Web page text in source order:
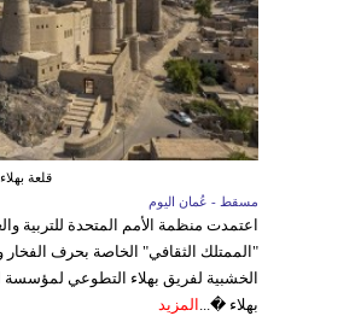
قلعة بهلاء
مسقط - عُمان اليوم
اعتمدت منظمة الأمم المتحدة للتربية
"الممتلك الثقافي" الخاصة بحرف
الخشبية لفريق بهلاء التطوعي لمؤسسة
بهلاء �... المزيد